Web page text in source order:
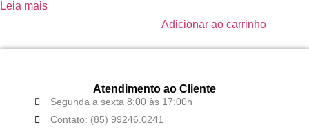
Leia mais
Adicionar ao carrinho
Atendimento ao Cliente
Segunda a sexta 8:00 às 17:00h
Contato: (85) 99246.0241